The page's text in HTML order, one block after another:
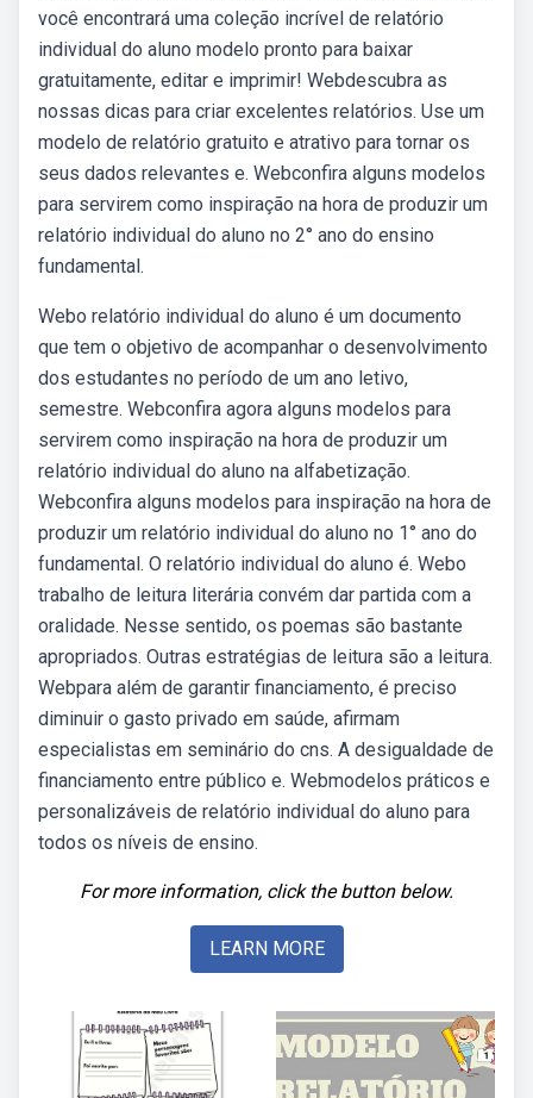
você encontrará uma coleção incrível de relatório
individual do aluno modelo pronto para baixar
gratuitamente, editar e imprimir! Webdescubra as
nossas dicas para criar excelentes relatórios. Use um
modelo de relatório gratuito e atrativo para tornar os
seus dados relevantes e. Webconfira alguns modelos
para servirem como inspiração na hora de produzir um
relatório individual do aluno no 2° ano do ensino
fundamental.
Webo relatório individual do aluno é um documento
que tem o objetivo de acompanhar o desenvolvimento
dos estudantes no período de um ano letivo,
semestre. Webconfira agora alguns modelos para
servirem como inspiração na hora de produzir um
relatório individual do aluno na alfabetização.
Webconfira alguns modelos para inspiração na hora de
produzir um relatório individual do aluno no 1° ano do
fundamental. O relatório individual do aluno é. Webo
trabalho de leitura literária convém dar partida com a
oralidade. Nesse sentido, os poemas são bastante
apropriados. Outras estratégias de leitura são a leitura.
Webpara além de garantir financiamento, é preciso
diminuir o gasto privado em saúde, afirmam
especialistas em seminário do cns. A desigualdade de
financiamento entre público e. Webmodelos práticos e
personalizáveis de relatório individual do aluno para
todos os níveis de ensino.
For more information, click the button below.
LEARN MORE